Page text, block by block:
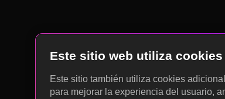
Este sitio web utiliza
Este sitio también utiliza cookies
para mejorar la experiencia del usuario,